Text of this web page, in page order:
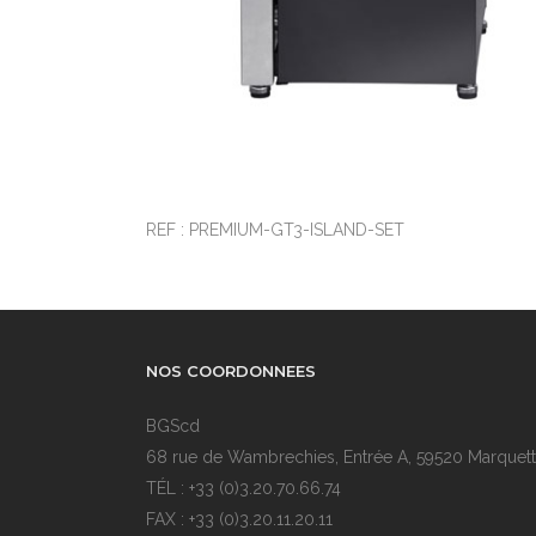
REF : PREMIUM-GT3-ISLAND-SET
NOS COORDONNEES
BGScd
68 rue de Wambrechies, Entrée A, 59520
TÉL : +33 (0)3.20.70.66.74
FAX : +33 (0)3.20.11.20.11